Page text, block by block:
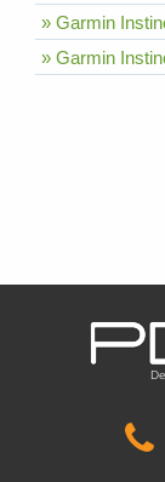
» Garmin
» Garmin